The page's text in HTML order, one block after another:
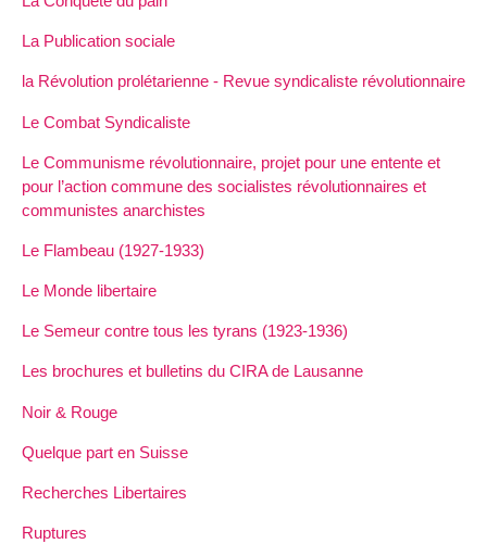
La Publication sociale
la Révolution prolétarienne - Revue syndicaliste révolutionnaire
Le Combat Syndicaliste
Le Communisme révolutionnaire, projet pour une entente et
pour l’action commune des socialistes révolutionnaires et
communistes anarchistes
Le Flambeau (1927-1933)
Le Monde libertaire
Le Semeur contre tous les tyrans (1923-1936)
Les brochures et bulletins du CIRA de Lausanne
Noir & Rouge
Quelque part en Suisse
Recherches Libertaires
Ruptures